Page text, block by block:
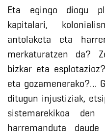
Eta egingo diogu
kapitalari,
antolaketa eta
merkaturatzen da?
bizkar eta
eta gozamenerako?…
ditugun injustiziak,
sistemarekikoa
harremanduta